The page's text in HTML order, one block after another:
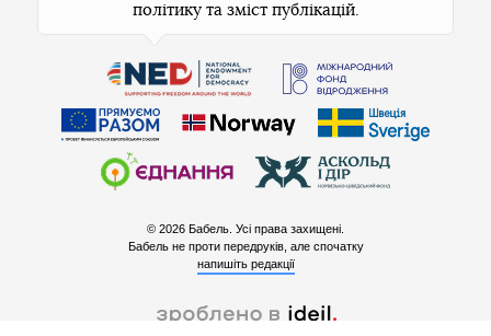
політику та зміст публікацій.
© 2026 Бабель. Усі права захищені.
Бабель не проти передруків, але спочатку
напишіть редакції